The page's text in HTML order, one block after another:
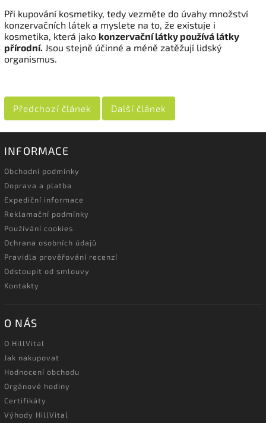
Při kupování kosmetiky, tedy vezměte do úvahy množství
konzervačních látek a myslete na to, že existuje i
kosmetika, která jako konzervační látky používá látky
přírodní. Jsou stejně účinné a méně zatěžují lidský
organismus.
Předchozí článek Další článek
INFORMACE
Obchodní podmínky
Doprava a platba
Expediční informace
Reklamační podmínky
Používání cookies
Ochrana osobních údajů
Pravidla prověřování recenzí
Odstoupit od smlouvy
Kontakty
O NÁS
O HillVital
Jak nakupovat
Hodnocení obchodu
Orgánové hodiny
Certifikáty
Výhody HillVital